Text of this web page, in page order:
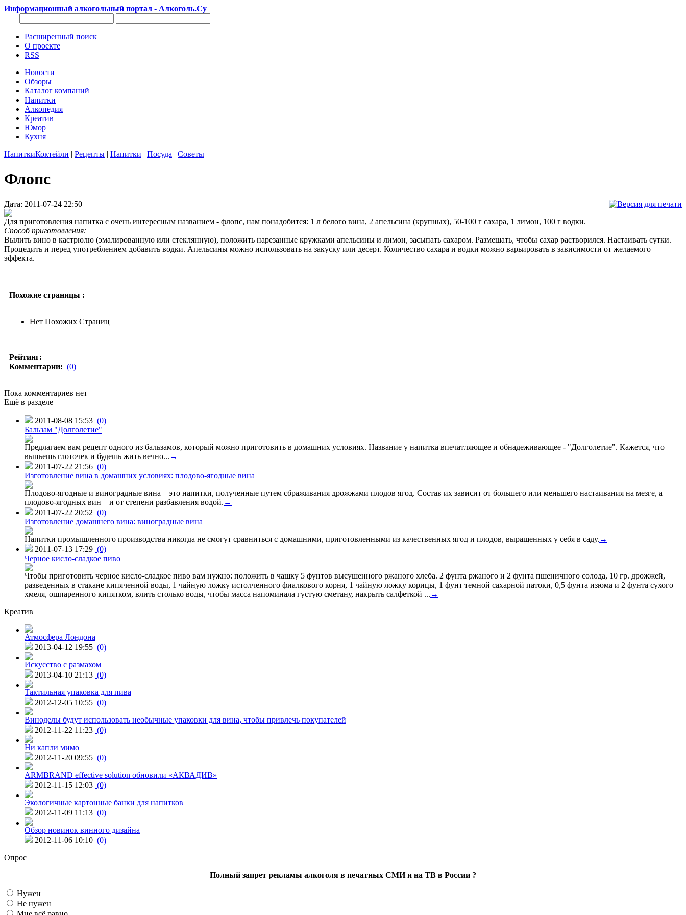
Информационный алкогольный портал - Алкоголь.Су
Расширенный поиск
О проекте
RSS
Новости
Обзоры
Каталог компаний
Напитки
Алкопедия
Креатив
Юмор
Кухня
НапиткиКоктейли | Рецепты | Напитки | Посуда | Советы
Флопс
Дата: 2011-07-24 22:50
Для приготовления напитка с очень интересным названием - флопс, нам понадобится: 1 л белого вина, 2 апельсина (крупных), 50-100 г сахара, 1 лимон, 100 г водки.
Способ приготовления:
Вылить вино в кастрюлю (эмалированную или стеклянную), положить нарезанные кружками апельсины и лимон, засыпать сахаром. Размешать, чтобы сахар растворился. Настаивать сутки.
Процедить и перед употреблением добавить водки. Апельсины можно использовать на закуску или десерт. Количество сахара и водки можно варьировать в зависимости от желаемого
эффекта.
Похожие страницы :
Нет Похожих Страниц
Рейтинг:
Комментарии: (0)
Пока комментариев нет
Ещё в разделе
2011-08-08 15:53 (0)
Бальзам "Долголетие"
Предлагаем вам рецепт одного из бальзамов, который можно приготовить в домашних условиях. Название у напитка впечатляющее и обнадеживающее - "Долголетие". Кажется, что
выпьешь глоточек и будешь жить вечно... →
2011-07-22 21:56 (0)
Изготовление вина в домашних условиях: плодово-ягодные вина
Плодово-ягодные и виноградные вина – это напитки, полученные путем сбраживания дрожжами плодов ягод. Состав их зависит от большего или меньшего настаивания на мезге, а
плодово-ягодных вин – и от степени разбавления водой. →
2011-07-22 20:52 (0)
Изготовление домашнего вина: виноградные вина
Напитки промышленного производства никогда не смогут сравниться с домашними, приготовленными из качественных ягод и плодов, выращенных у себя в саду. →
2011-07-13 17:29 (0)
Черное кисло-сладкое пиво
Чтобы приготовить черное кисло-сладкое пиво вам нужно: положить в чашку 5 фунтов высушенного ржаного хлеба. 2 фунта ржаного и 2 фунта пшеничного солода, 10 гр. дрожжей,
разведенных в стакане кипяченной воды, 1 чайную ложку истолченного фиалкового корня, 1 чайную ложку корицы, 1 фунт темной сахарной патоки, 0,5 фунта изюма и 2 фунта сухого
хмеля, ошпаренного кипятком, влить столько воды, чтобы масса напоминала густую сметану, накрыть салфеткой ... →
Креатив
Атмосфера Лондона
2013-04-12 19:55 (0)
Искусство с размахом
2013-04-10 21:13 (0)
Тактильная упаковка для пива
2012-12-05 10:55 (0)
Виноделы будут использовать необычные упаковки для вина, чтобы привлечь покупателей
2012-11-22 11:23 (0)
Ни капли мимо
2012-11-20 09:55 (0)
ARMBRAND effective solution обновили «АКВАДИВ»
2012-11-15 12:03 (0)
Экологичные картонные банки для напитков
2012-11-09 11:13 (0)
Обзор новинок винного дизайна
2012-11-06 10:10 (0)
Опрос
Полный запрет рекламы алкоголя в печатных СМИ и на ТВ в России ?
Нужен
Не нужен